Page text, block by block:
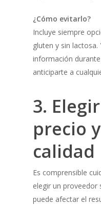
¿Cómo evitarlo?
Incluye siempre
gluten y sin
información
anticiparte a
3.
precio
calidad
Es comprensible
elegir un
puede afectar el